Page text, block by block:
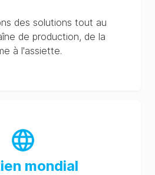
des solutions tout au
de production, de la
à l'assiette.
mondial